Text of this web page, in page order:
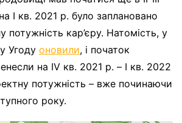
І кв. 2021 р. було заплановано
потужність кар’єру. Натомість, у
Угоду оновили, і початок
на IV кв. 2021 р. – I кв. 2022
потужність – вже починаючи
року.